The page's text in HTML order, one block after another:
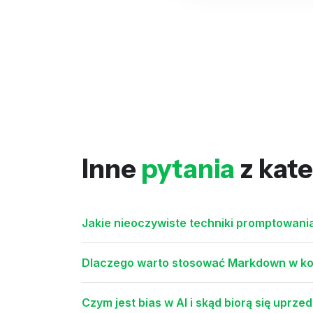
Inne pytania z
Jakie nieoczywiste techniki
Dlaczego warto stosować Markdown w
Czym jest bias w AI i skąd biorą się